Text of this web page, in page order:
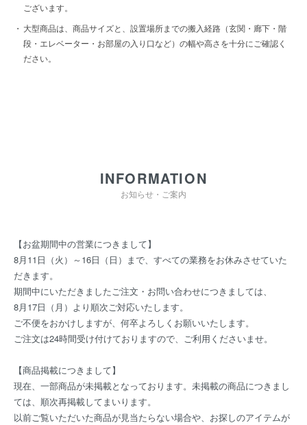
ございます。
大型商品は、商品サイズと、設置場所までの搬入経路（玄関・廊下・階
段・エレベーター・お部屋の入り口など）の幅や高さを十分にご確認く
ださい。
INFORMATION
お知らせ・ご案内
【お盆期間中の営業につきまして】
8月11日（火）～16日（日）まで、すべての業務をお休みさせていた
だきます。
期間中にいただきましたご注文・お問い合わせにつきましては、
8月17日（月）より順次ご対応いたします。
ご不便をおかけしますが、何卒よろしくお願いいたします。
ご注文は24時間受け付けておりますので、ご利用くださいませ。
【商品掲載につきまして】
現在、一部商品が未掲載となっております。未掲載の商品につきまし
ては、順次再掲載してまいります。
以前ご覧いただいた商品が見当たらない場合や、お探しのアイテムが